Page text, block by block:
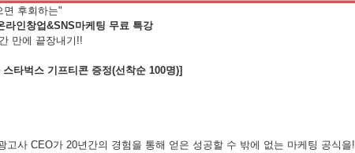
면 후회하는"
라인창업&SNS마케팅 무료 특강
만에 끝장내기!!
스타벅스 기프티콘 증정(선착순 100명)]
고사 CEO가 20년간의 경험을 통해 얻은 성공할 수 밖에 없는 마케팅 공식을!